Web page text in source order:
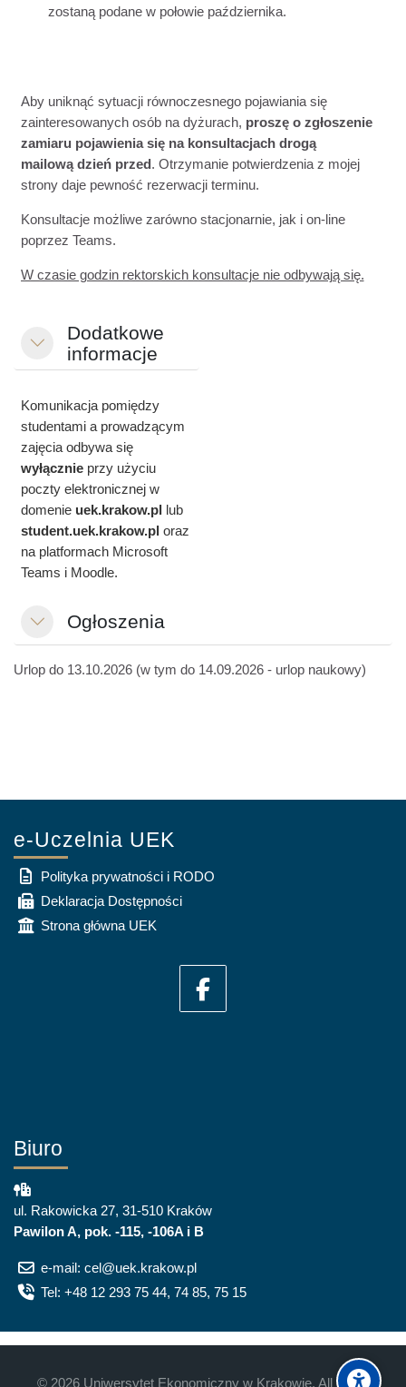
zostaną podane w połowie października.
Aby uniknąć sytuacji równoczesnego pojawiania się
zainteresowanych osób na dyżurach, proszę o zgłoszenie
zamiaru pojawienia się na konsultacjach drogą
mailowądzień przed. Otrzymanie potwierdzenia z mojej
strony daje pewność rezerwacji terminu.
Konsultacje możliwe zarówno stacjonarnie, jak i on-line
poprzez Teams.
W czasie godzin rektorskich konsultacje nie odbywają się.
Minimalizuj
Dodatkowe
informacje
Komunikacja pomiędzy
studentami a prowadzącym
zajęcia odbywa się
wyłącznieprzy użyciu
poczty elektronicznej w
domenie uek.krakow.pl lub
student.uek.krakow.pl oraz
na platformach Microsoft
Teams i Moodle.
MinimalizujOgłoszenia
Urlop do 13.10.2026 (w tym do 14.09.2026 - urlop naukowy)
e-Uczelnia UEK
Polityka prywatności i RODO
Deklaracja Dostępności
Strona główna UEK
Biuro
ul. Rakowicka 27, 31-510 Kraków
Pawilon A, pok. -115, -106A i B
e-mail: cel@uek.krakow.pl
Tel: +48 12 293 75 44, 74 85, 75 15
© 2026 Uniwersytet Ekonomiczny w Krakowie. All rights